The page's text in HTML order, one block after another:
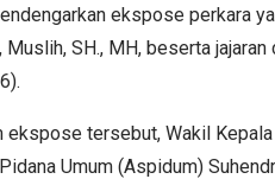
ekspose perkara
SH., MH, beserta
ekspose tersebut, Wakil
Umum (Aspidum)